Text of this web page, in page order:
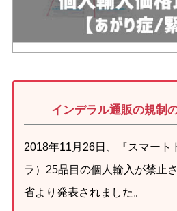
インデラル通販の規制
2018年11月26日、『スマート
ラ）25品目の個人輸入が禁止
省より発表されました。